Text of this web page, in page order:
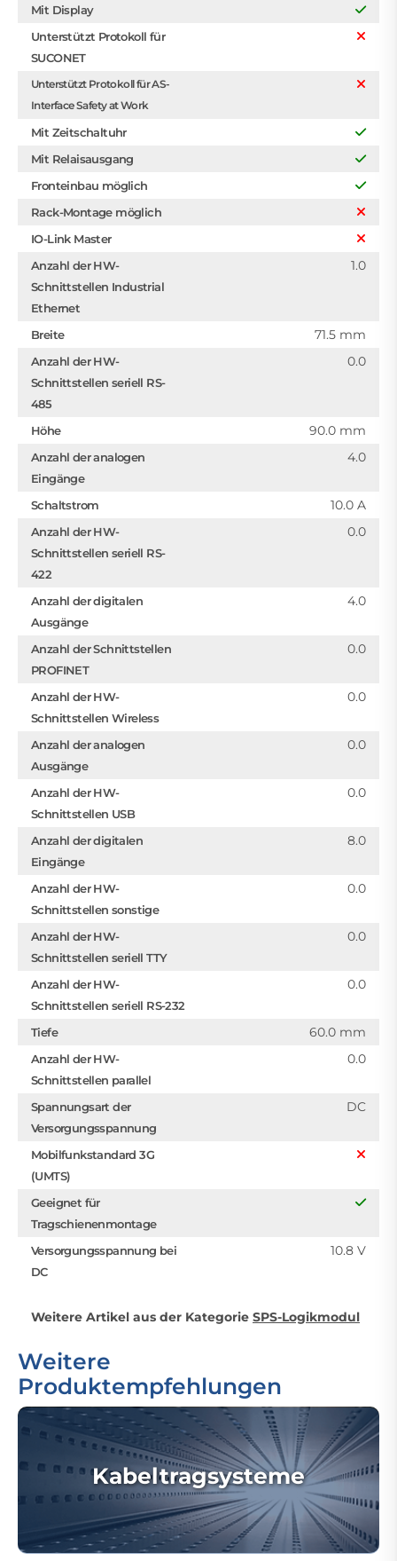
Mit Display
Unterstützt Protokoll für
SUCONET
Unterstützt Protokoll für AS-
Interface Safety at Work
Mit Zeitschaltuhr
Mit Relaisausgang
Fronteinbau möglich
Rack-Montage möglich
IO-Link Master
Anzahl der HW-
Schnittstellen Industrial
Ethernet
1.0
Breite 71.5 mm
Anzahl der HW-
Schnittstellen seriell RS-
485
0.0
Höhe 90.0 mm
Anzahl der analogen
Eingänge
4.0
Schaltstrom 10.0 A
Anzahl der HW-
Schnittstellen seriell RS-
422
0.0
Anzahl der digitalen
Ausgänge
4.0
Anzahl der Schnittstellen
PROFINET
0.0
Anzahl der HW-
Schnittstellen Wireless
0.0
Anzahl der analogen
Ausgänge
0.0
Anzahl der HW-
Schnittstellen USB
0.0
Anzahl der digitalen
Eingänge
8.0
Anzahl der HW-
Schnittstellen sonstige
0.0
Anzahl der HW-
Schnittstellen seriell TTY
0.0
Anzahl der HW-
Schnittstellen seriell RS-232
0.0
Tiefe 60.0 mm
Anzahl der HW-
Schnittstellen parallel
0.0
Spannungsart der
Versorgungsspannung
DC
Mobilfunkstandard 3G
(UMTS)
Geeignet für
Tragschienenmontage
Versorgungsspannung bei
DC
10.8 V
Weitere Artikel aus der Kategorie SPS-Logikmodul
Weitere
Produktempfehlungen
Kabeltragsysteme